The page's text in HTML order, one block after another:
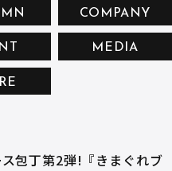
せ
リシー
COMPANY
MEDIA
ス包丁第2弾!『きまぐれブ